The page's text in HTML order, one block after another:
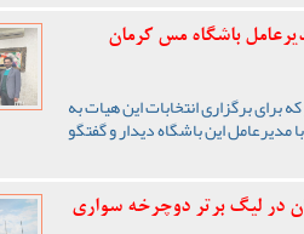
باشگاه مس کرمان
برگزاری انتخابات این هیات به
این باشگاه دیدار و گفتگو
در لیگ برتر دوچرخه سواری